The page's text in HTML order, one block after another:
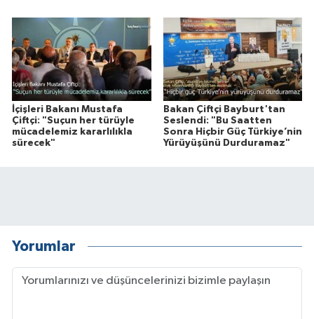
İçişleri Bakanı Mustafa
Çiftçi: "Suçun her türüyle
mücadelemiz kararlılıkla
sürecek"
Bakan Çiftçi Bayburt'tan
Seslendi: "Bu Saatten
Sonra Hiçbir Güç Türkiye’nin
Yürüyüşünü Durduramaz"
Yorumlar